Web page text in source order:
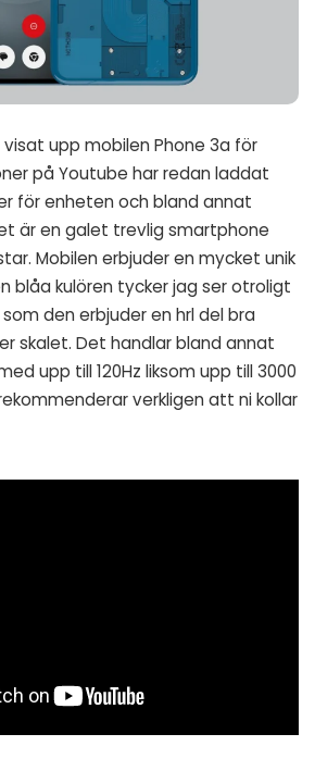
upp mobilen Phone 3a för
på Youtube har redan laddat
för enheten och bland annat
är en galet trevlig smartphone
Mobilen erbjuder en mycket unik
blåa kulören tycker jag ser otroligt
den erbjuder en hrl del bra
skalet. Det handlar bland annat
upp till 120Hz liksom upp till 3000
verkligen att ni kollar